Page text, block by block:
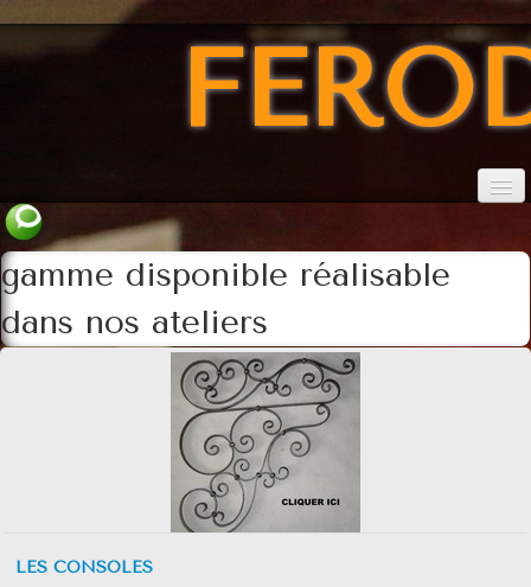
Accueil
Catalogue marquises
Catalogue des consoles
Catalogue des verres
Les TERMINAISONS
gamme disponible réalisable
dans nos ateliers
LES CONSOLES